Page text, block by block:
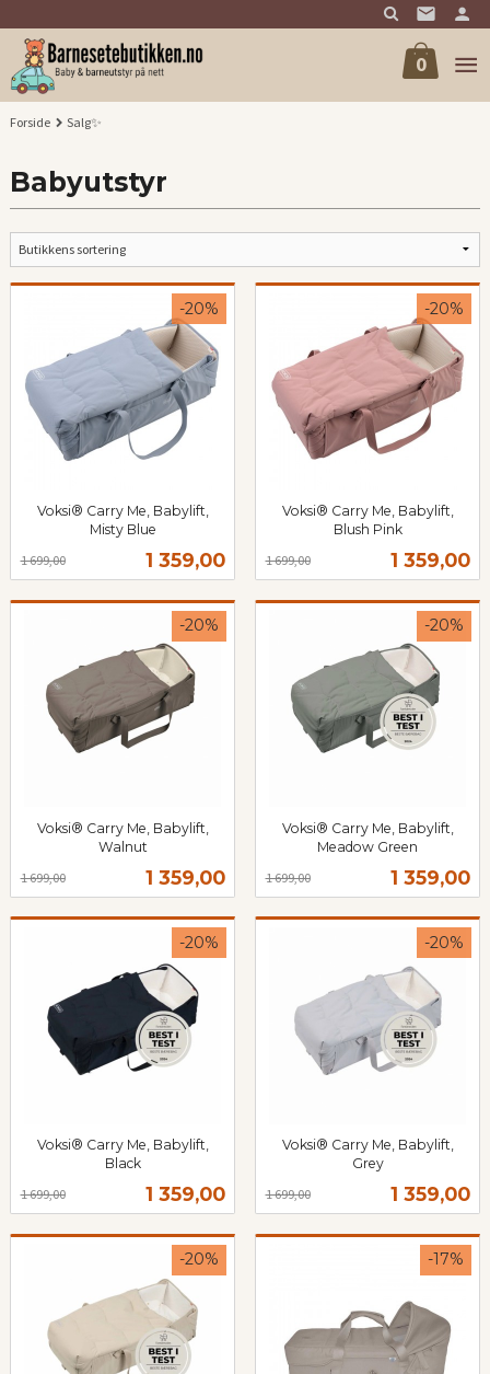
til
innholdet
0
Forside Salg✨
Babyutstyr
Voksi® Carry Me, Babylift,
Misty Blue
Tilbud
1 359,00
1 699,00
-20%
mva.
Voksi® Carry Me, Babylift,
Blush Pink
Tilbud
1 359,00
1 699,00
-20%
mva.
Voksi® Carry Me, Babylift,
Walnut
Tilbud
1 359,00
1 699,00
-20%
mva.
Voksi® Carry Me, Babylift,
Meadow Green
Tilbud
1 359,00
1 699,00
-20%
mva.
Voksi® Carry Me, Babylift,
Black
Tilbud
1 359,00
1 699,00
-20%
mva.
Voksi® Carry Me, Babylift,
Grey
Tilbud
1 359,00
1 699,00
-20%
mva.
-20% -17%